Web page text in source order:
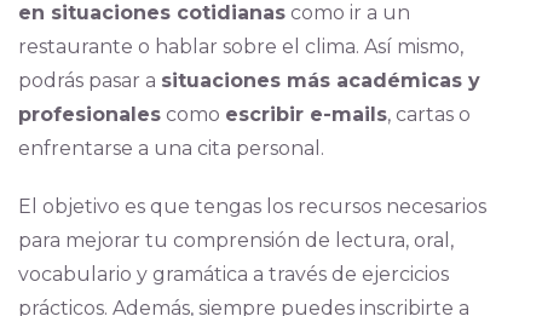
en situaciones cotidianascomo ir a un
restaurante o hablar sobre el clima. Así mismo,
podrás pasar a situaciones más académicas y
profesionalescomo escribir e-mails, cartas o
enfrentarse a una cita personal.
El objetivo es que tengas los recursos necesarios
para mejorar tu comprensión de lectura, oral,
vocabulario y gramática a través de ejercicios
prácticos. Además, siempre puedes inscribirte a